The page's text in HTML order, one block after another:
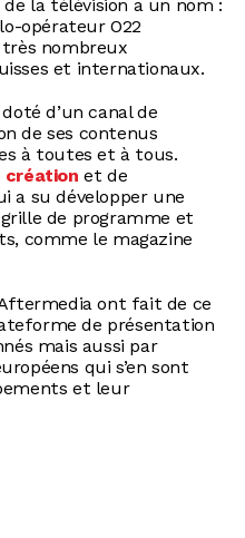
la télévision a un nom :
opérateur O22
très nombreux
et internationaux.
d’un canal de
de ses contenus
à toutes et à tous.
création et de
a su développer une
de programme et
comme le magazine
ont fait de ce
de présentation
mais aussi par
qui s’en sont
et leur